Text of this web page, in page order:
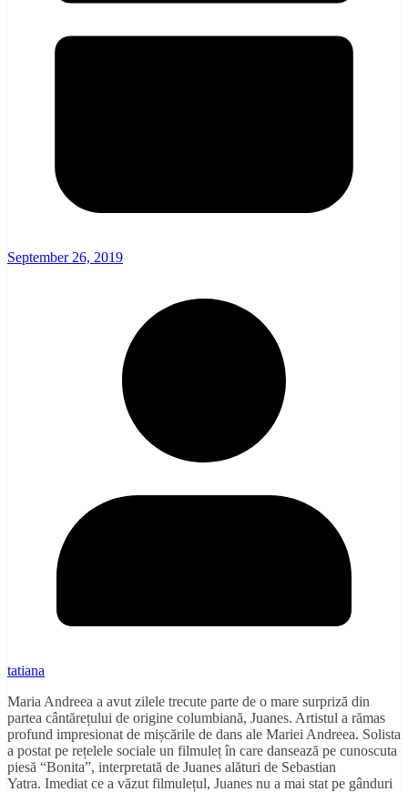
September 26, 2019
tatiana
Maria Andreea a avut zilele trecute parte de o mare surpriză din
partea cântărețului de origine columbiană, Juanes. Artistul a rămas
profund impresionat de mișcările de dans ale Mariei Andreea. Solista
a postat pe rețelele sociale un filmuleț în care dansează pe cunoscuta
piesă “Bonita”, interpretată de Juanes alături de Sebastian
Yatra. Imediat ce a văzut filmulețul, Juanes nu a mai stat pe gânduri